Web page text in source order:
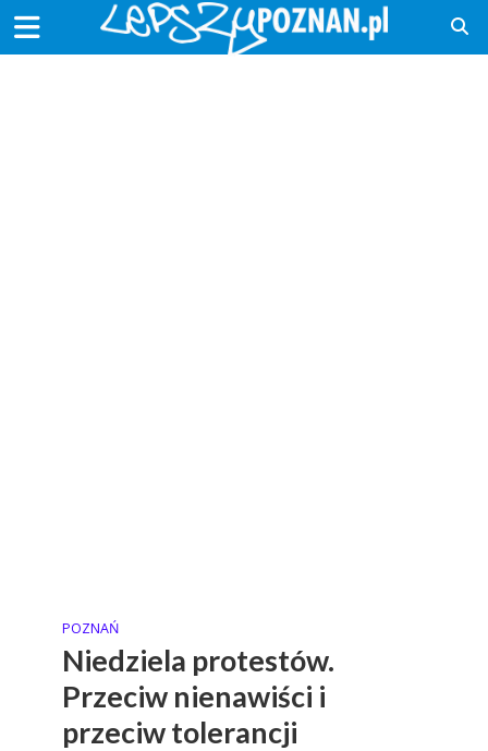
POZNAŃ
Niedziela protestów.
Przeciw nienawiści i
przeciw tolerancji